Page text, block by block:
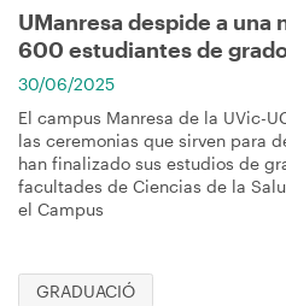
UManresa despide a una
600 estudiantes de grado
30/06/2025
El campus Manresa de la UVic-
las ceremonias que sirven para
han finalizado sus estudios de
facultades de Ciencias de la
el Campus
GRADUACIÓ